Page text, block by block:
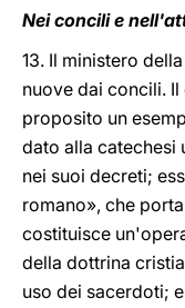
Nei concili e
13. Il ministero
nuove dai concili.
proposito un
dato alla catechesi
nei suoi decreti;
romano», che
costituisce
della dottrina
uso dei sacerdoti;